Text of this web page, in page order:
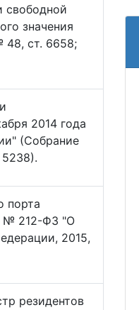
свободной
значения
48, ст. 6658;
2014 года
(Собрание
порта
№ 212-ФЗ "О
2015,
резидентов